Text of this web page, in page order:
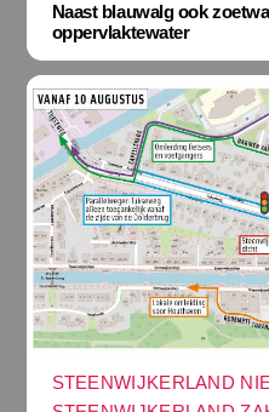
Naast blauwalg ook
oppervlaktewater
STEENWIJKERLAND